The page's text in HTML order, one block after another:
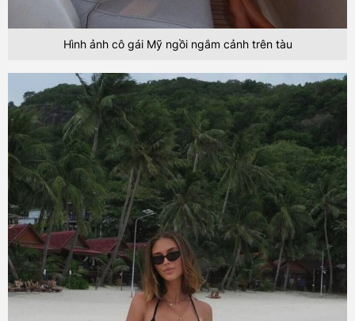
Hình ảnh cô gái Mỹ ngồi ngắm cảnh trên tàu